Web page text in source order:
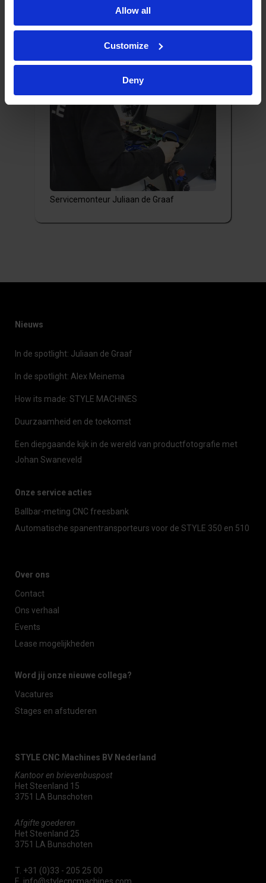
Allow all
Customize
Deny
Servicemonteur Juliaan de Graaf
Nieuws
In de spotlight: Juliaan de Graaf
In de spotlight: Alex Meinema
How its made: STYLE MACHINES
Duurzaamheid en de toekomst
Een diepgaande kijk in de wereld van productfotografie met
Johan Swaneveld
Onze service acties
Ballbar-meting CNC freesbank
Automatische spanentransporteurs voor de STYLE 350 en 510
Over ons
Contact
Ons verhaal
Events
Lease mogelijkheden
Word jij onze nieuwe collega?
Vacatures
Stages en afstuderen
STYLE CNC Machines BV Nederland
Kantoor en brievenbuspost
Het Steenland 15
3751 LA Bunschoten
Afgifte goederen
Het Steenland 25
3751 LA Bunschoten
T. +31 (0)33 - 205 25 00
E. info@stylecncmachines.com